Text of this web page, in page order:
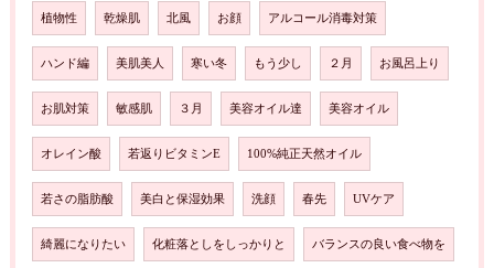
植物性 乾燥肌 北風 お顔 アルコール消毒対策
ハンド編 美肌美人 寒い冬 もう少し ２月 お風呂上り
お肌対策 敏感肌 ３月 美容オイル達 美容オイル
オレイン酸 若返りビタミンE 100%純正天然オイル
若さの脂肪酸 美白と保湿効果 洗顔 春先 UVケア
綺麗になりたい 化粧落としをしっかりと バランスの良い食べ物を